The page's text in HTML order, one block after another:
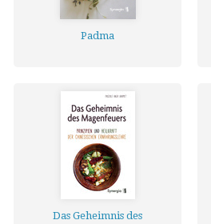
Padma
Das Geheimnis des